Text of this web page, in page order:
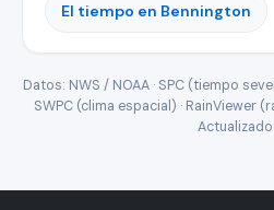
El tiempo en Bennington
Datos: NWS / NOAA · SPC (tiempo
SWPC (clima espacial) · RainViewer
Actualizado: